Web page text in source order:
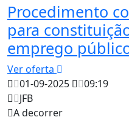
Procedimento
para
emprego
Ver oferta
01-09-2025
09:19
JFB
A decorrer